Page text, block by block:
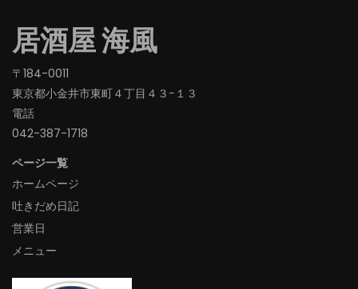
居酒屋 海風
〒184-0011
東京都小金井市東町４丁目４３−１３
電話
042-387-1718‬
ページ一覧
ホームページ
吐きだめ日記
営業日
メニュー